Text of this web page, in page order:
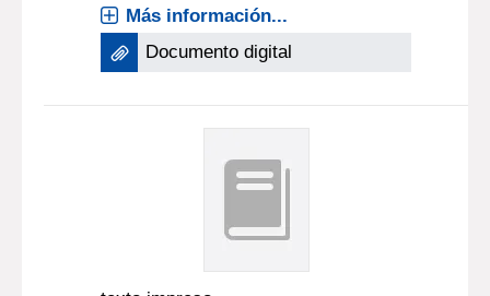
Más información...
Documento digital